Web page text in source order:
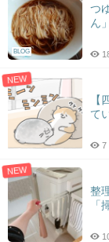
BLOG
つ
ん
NEW
て
7
NEW
整
「